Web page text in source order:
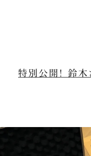
特別公開！ 鈴木